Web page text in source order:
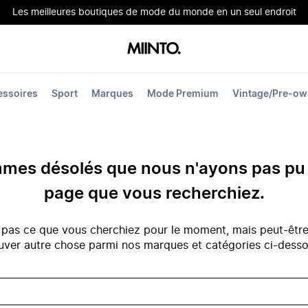
Les meilleures boutiques de mode du monde en un seul endroit
Sport Marques Mode Premium Vintage/Pre-
désolés que nous n'ayons pas
page que vous recherchiez.
ce que vous cherchiez pour le moment, mais peut-
autre chose parmi nos marques et catégories ci-